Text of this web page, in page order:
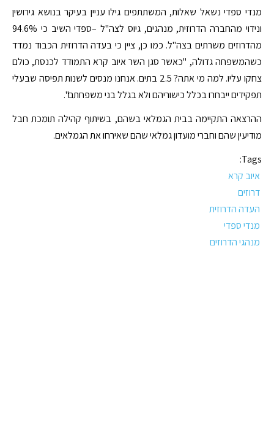
מנדי ספדי נשאל שאלות, המשתתפים גילו עניין בעיקר בנושא גירושין
ונידוי מהחברה הדרוזית, מנהגים, גיוס לצה"ל –ספדי השיב כי 94.6%
מהדרוזים משרתים בצה"ל. כמו כן, ציין כי בעדה הדרוזית הכבוד נמדד
כשהמשפחה גדולה, "כאשר סגן השר איוב קרא התמודד לכנסת, כולם
צחקו עליו. למה מי אתה? 2.5 בתים. אנחנו מנסים לשנות תפיסה שבעלי
תפקידים ייבחרו בכלל כישוריהם ולא בגלל בני משפחתם".
ההרצאה התקיימה בבית הגמלאי בשהם, בשיתוף קהילה תומכת חבל
מודיעין שהם וחברי מועדון גמלאי שהם שאירחו את הגמלאים.
Tags:
איוב קרא
דרוזים
העדה הדרוזית
מנדי ספדי
מנהגי הדרוזים